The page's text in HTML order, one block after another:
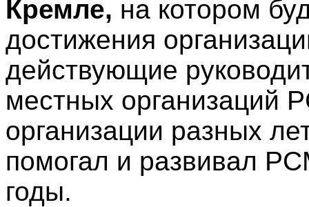
Кремле, на котором
достижения
действующие
местных организаций
организации разных
помогал и развивал
годы.